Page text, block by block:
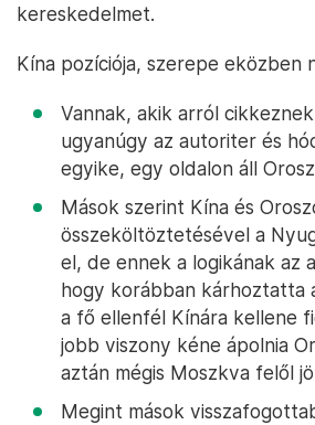
kereskedelmet.
Kína pozíciója, szerepe eközben
Vannak, akik arról
ugyanúgy az autoriter és
egyike, egy oldalon áll
Mások szerint Kína és
összeköltöztetésével a
el, de ennek a logikának az
hogy korábban kárhoztatta
a fő ellenfél Kínára kellene
jobb viszony kéne ápolnia
aztán mégis Moszkva felől
Megint mások